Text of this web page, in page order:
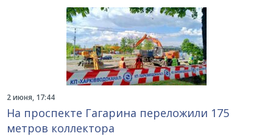
2 июня, 17:44
На проспекте Гагарина переложили 175
метров коллектора